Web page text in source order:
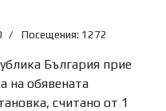
Посещения: 1272
България прие
на обявената
считано от 1